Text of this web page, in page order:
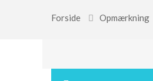
Forside Opmærkning